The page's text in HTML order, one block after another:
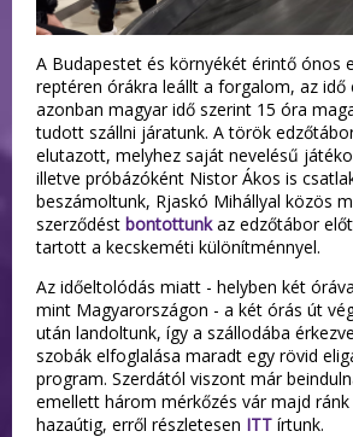
A Budapestet és környékét érintő ónos
reptéren órákra leállt a forgalom, az idő
azonban magyar idő szerint 15 óra
tudott szállni járatunk. A török
elutazott, melyhez saját nevelésű
illetve próbázóként Nistor Ákos is
beszámoltunk, Rjaskó Mihállyal közös
szerződést bontottunkaz edzőtábor
tartott a kecskeméti különítménnyel.
Az időeltolódás miatt - helyben két
mint Magyarországon - a két órás út
után landoltunk, így a szállodába
szobák elfoglalása maradt egy rövid
program. Szerdától viszont már
emellett három mérkőzés vár majd
hazaútig, erről részletesen ITT írtunk.